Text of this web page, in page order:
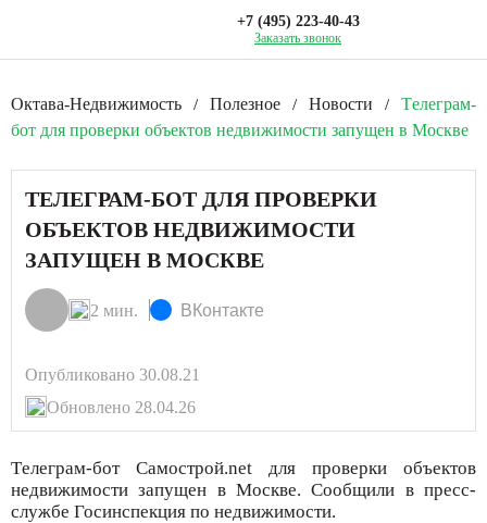
+7 (495) 223-40-43
Заказать звонок
Октава-Недвижимость / Полезное / Новости /
Tелеграм-
бот для проверки объектов недвижимости запущен в Москве
TЕЛЕГРАМ-БОТ ДЛЯ ПРОВЕРКИ
ОБЪЕКТОВ НЕДВИЖИМОСТИ
ЗАПУЩЕН В МОСКВЕ
2 мин. ВКонтакте
Опубликовано 30.08.21
Обновлено 28.04.26
Tелеграм-бот Самострой.net для проверки объектов
недвижимости запущен в Москве. Сообщили в пресс-
службе Госинспекция по недвижимости.